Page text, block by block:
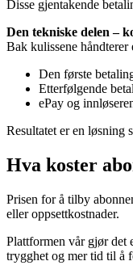
Disse gjentakende
Den tekniske delen –
Bak kulissene håndterer
Den første
Etterfølgende
ePay og
Resultatet er en løsning
Hva koster
Prisen for å tilby
eller oppsettkostnader.
Plattformen vår gjør det
trygghet og mer tid til å